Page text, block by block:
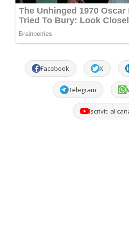
Facebook X
Telegram
Iscriviti al